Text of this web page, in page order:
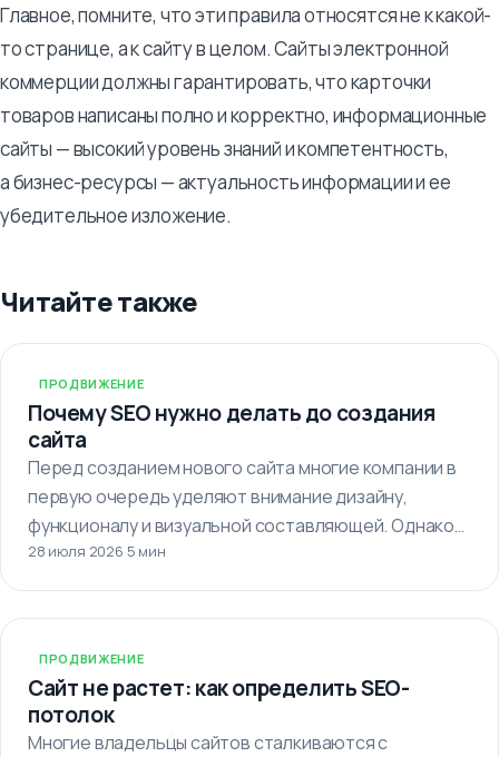
Главное, помните, что эти правила относятся не к какой-
то странице, а к сайту в целом. Сайты электронной
коммерции должны гарантировать, что карточки
товаров написаны полно и корректно, информационные
сайты — высокий уровень знаний и компетентность,
а бизнес-ресурсы — актуальность информации и ее
убедительное изложение.
Читайте также
ПРОДВИЖЕНИЕ
Почему SEO нужно делать до создания
сайта
Перед созданием нового сайта многие компании в
первую очередь уделяют внимание дизайну,
функционалу и визуальной составляющей. Однако
важно…
28 июля 2026·5 мин
ПРОДВИЖЕНИЕ
Сайт не растет: как определить SEO-
потолок
Многие владельцы сайтов сталкиваются с